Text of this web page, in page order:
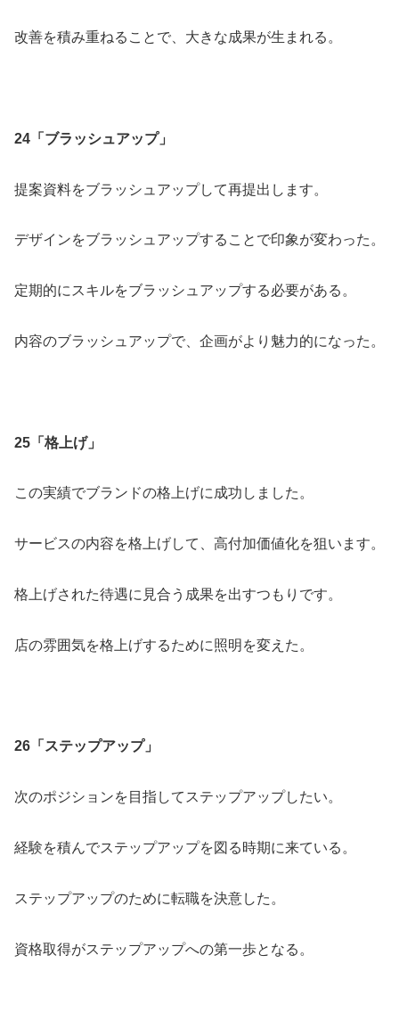
改善を積み重ねることで、大きな成果が生まれる。
24「ブラッシュアップ」
提案資料をブラッシュアップして再提出します。
デザインをブラッシュアップすることで印象が変わった。
定期的にスキルをブラッシュアップする必要がある。
内容のブラッシュアップで、企画がより魅力的になった。
25「格上げ」
この実績でブランドの格上げに成功しました。
サービスの内容を格上げして、高付加価値化を狙います。
格上げされた待遇に見合う成果を出すつもりです。
店の雰囲気を格上げするために照明を変えた。
26「ステップアップ」
次のポジションを目指してステップアップしたい。
経験を積んでステップアップを図る時期に来ている。
ステップアップのために転職を決意した。
資格取得がステップアップへの第一歩となる。